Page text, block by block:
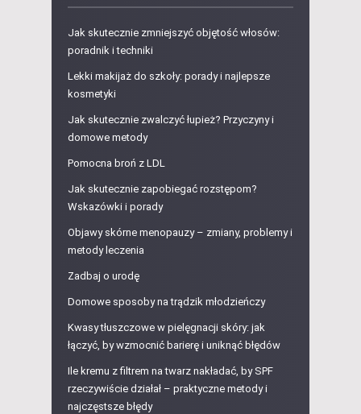
Jak skutecznie zmniejszyć objętość włosów:
poradnik i techniki
Lekki makijaż do szkoły: porady i najlepsze
kosmetyki
Jak skutecznie zwalczyć łupież? Przyczyny i
domowe metody
Pomocna broń z LDL
Jak skutecznie zapobiegać rozstępom?
Wskazówki i porady
Objawy skórne menopauzy – zmiany, problemy i
metody leczenia
Zadbaj o urodę
Domowe sposoby na trądzik młodzieńczy
Kwasy tłuszczowe w pielęgnacji skóry: jak
łączyć, by wzmocnić barierę i uniknąć błędów
Ile kremu z filtrem na twarz nakładać, by SPF
rzeczywiście działał – praktyczne metody i
najczęstsze błędy